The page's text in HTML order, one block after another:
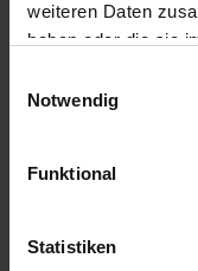
weiteren Daten
haben oder die sie
Notwendig
Funktional
Statistiken